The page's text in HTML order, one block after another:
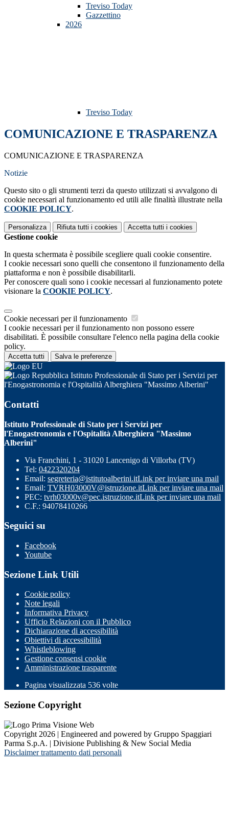
Treviso Today
Gazzettino
2026
Treviso Today
COMUNICAZIONE E TRASPARENZA
COMUNICAZIONE E TRASPARENZA
Notizie
Questo sito o gli strumenti terzi da questo utilizzati si avvalgono di
cookie necessari al funzionamento ed utili alle finalità illustrate nella
COOKIE POLICY.
Personalizza Rifiuta tutti i cookies Accetta tutti i cookies
Gestione cookie
In questa schermata è possibile scegliere quali cookie consentire.
I cookie necessari sono quelli che consentono il funzionamento della
piattaforma e non è possibile disabilitarli.
Per conoscere quali sono i cookie necessari al funzionamento potete
visionare la COOKIE POLICY.
Cookie necessari per il funzionamento
I cookie necessari per il funzionamento non possono essere
disabilitati. È possibile consultare l'elenco nella pagina della cookie
policy.
Accetta tutti Salva le preferenze
Istituto Professionale di Stato per i Servizi per
l'Enogastronomia e l'Ospitalità Alberghiera "Massimo Alberini"
Contatti
Istituto Professionale di Stato per i Servizi per
l'Enogastronomia e l'Ospitalità Alberghiera "Massimo
Alberini"
Via Franchini, 1 - 31020 Lancenigo di Villorba (TV)
Tel: 0422320204
Email: segreteria@istitutoalberini.itLink per inviare una mail
Email: TVRH03000V@istruzione.itLink per inviare una mail
PEC: tvrh03000v@pec.istruzione.itLink per inviare una mail
C.F.: 94078410266
Seguici su
Facebook
Youtube
Sezione Link Utili
Cookie policy
Note legali
Informativa Privacy
Ufficio Relazioni con il Pubblico
Dichiarazione di accessibilità
Obiettivi di accessibilità
Whistleblowing
Gestione consensi cookie
Amministrazione trasparente
Pagina visualizzata 536 volte
Sezione Copyright
Copyright 2026 | Engineered and powered by Gruppo Spaggiari
Parma S.p.A. | Divisione Publishing & New Social Media
Disclaimer trattamento dati personali